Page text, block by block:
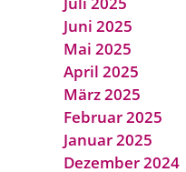
Juni 2025
Mai 2025
April 2025
März 2025
Februar 2025
Januar 2025
Dezember 2024